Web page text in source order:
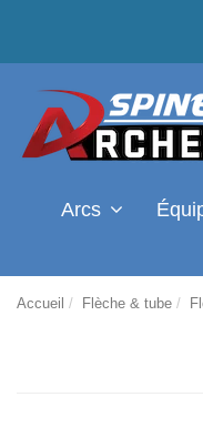
Arcs
Accueil Flèche & tube